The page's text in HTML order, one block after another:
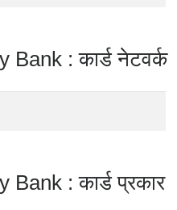
: कार्ड नेटवर्क
: कार्ड प्रकार